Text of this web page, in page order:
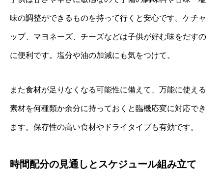
味の調整ができるものを持って行くと安心です。ケチャ
ップ、マヨネーズ、チーズなどは子供が好む味をだすの
に便利です。塩分や油の加減にも気をつけて。
また食材が足りなくなる可能性に備えて、万能に使える
素材を何種類か余分に持っておくと臨機応変に対応でき
ます。保存性の高い食材やドライタイプも有効です。
時間配分の見通しとスケジュール組み立て